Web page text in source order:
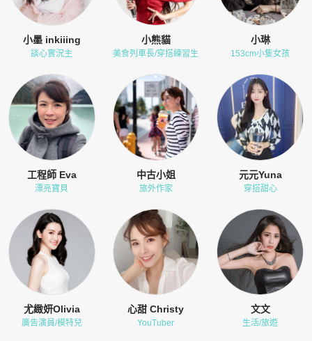
小墨 inkiiing
談心實況主
小熊貓
美食列車長/穿搭練習生
小琳
153cm小隻女孩
工程師 Eva
漂亮寶貝
中古小姐
旅外作家
元元Yuna
穿搭甜心
尤緻妍Olivia
廣告演員/模特兒
心甜 Christy
YouTuber
文文
生活/旅遊